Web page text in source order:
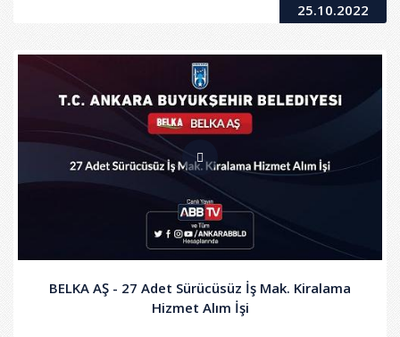
25.10.2022
BELKA AŞ - 27 Adet Sürücüsüz İş Mak. Kiralama
Hizmet Alım İşi